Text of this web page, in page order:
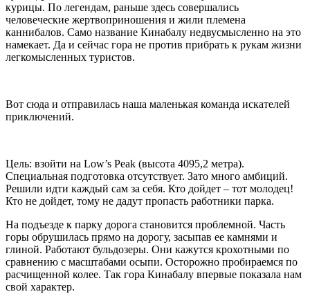
курицы. По легендам, раньше здесь совершались
человеческие жертвоприношения и жили племена
каннибалов. Само название Кинабалу недвусмысленно на это
намекает. Да и сейчас гора не против прибрать к рукам жизни
легкомысленных туристов.
Вот сюда и отправилась наша маленькая команда искателей
приключений.
Цель: взойти на Low’s Peak (высота 4095,2 метра).
Специальная подготовка отсутствует. Зато много амбиций.
Решили идти каждый сам за себя. Кто дойдет – тот молодец!
Кто не дойдет, тому не дадут пропасть работники парка.
На подъезде к парку дорога становится проблемной. Часть
горы обрушилась прямо на дорогу, засыпав ее камнями и
глиной. Работают бульдозеры. Они кажутся крохотными по
сравнению с масштабами осыпи. Осторожно пробираемся по
расчищенной колее. Так гора Кинабалу впервые показала нам
свой характер.